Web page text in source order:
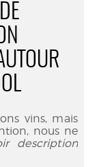
vins, mais
nous ne
description